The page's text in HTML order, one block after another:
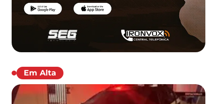
Em Alta